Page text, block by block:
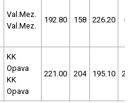
Val.Mez.
Val.Mez.
192.80 158 226.20 54
KK
Opava
KK
Opava
221.00 204 195.10 262